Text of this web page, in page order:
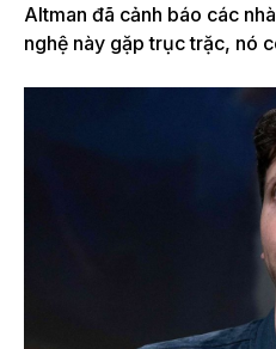
Altman đã cảnh báo các
nghệ này gặp trục trặc, nó